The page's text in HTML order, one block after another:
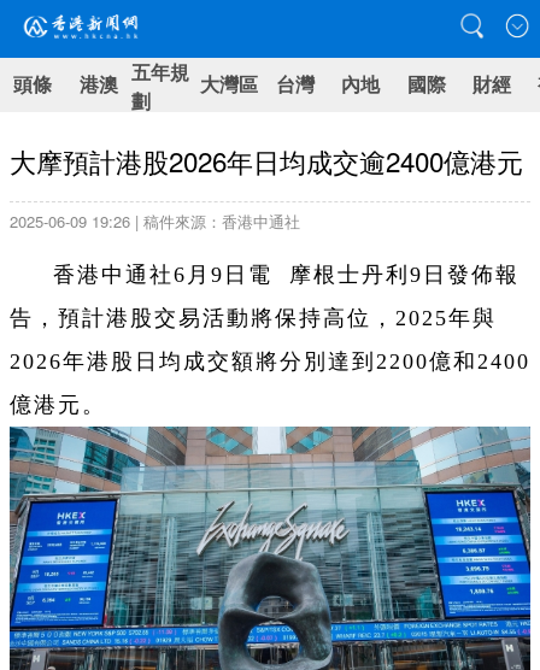
頭條 港澳 五年規
劃
大灣區 台灣 內地 國際 財經
大摩預計港股2026年日均成交逾2400億港元
2025-06-09 19:26 | 稿件來源：香港中通社
香港中通社6月9日電 摩根士丹利9日發佈報
告，預計港股交易活動將保持高位，2025年與
2026年港股日均成交額將分別達到2200億和2400
億港元。